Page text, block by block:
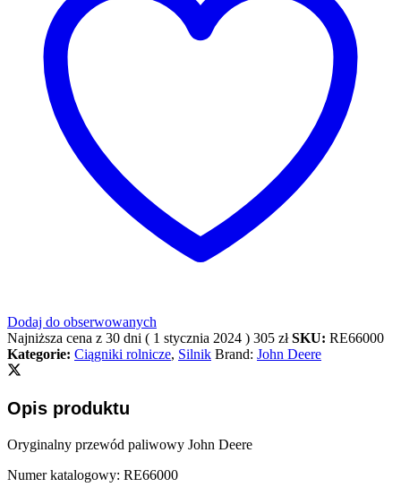
Dodaj do obserwowanych
Najniższa cena z 30 dni ( 1 stycznia 2024 ) 305 zł SKU: RE66000
Kategorie: Ciągniki rolnicze, Silnik Brand: John Deere
Opis produktu
Oryginalny przewód paliwowy John Deere
Numer katalogowy: RE66000